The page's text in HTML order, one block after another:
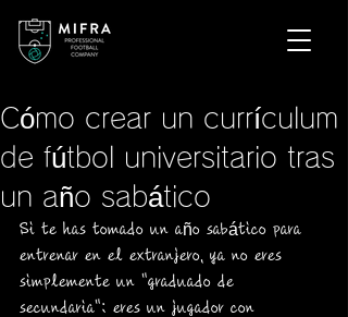
Cómo crear un currículum
de fútbol universitario tras
un año sabático
Si te has tomado un año sabático para
entrenar en el extranjero, ya no eres
simplemente un "graduado de
secundaria"; eres un jugador con